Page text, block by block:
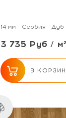
14 мм Сербия Дуб
3 735 Руб / м²
В